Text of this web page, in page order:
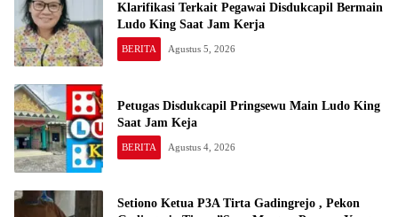
Klarifikasi Terkait Pegawai Disdukcapil Bermain
Ludo King Saat Jam Kerja
BERITA Agustus 5, 2026
Petugas Disdukcapil Pringsewu Main Ludo King
Saat Jam Keja
BERITA Agustus 4, 2026
Setiono Ketua P3A Tirta Gadingrejo , Pekon